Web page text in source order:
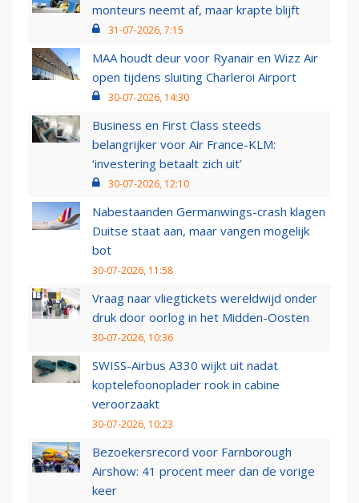
monteurs neemt af, maar krapte blijft
31-07-2026, 7:15
MAA houdt deur voor Ryanair en Wizz Air
open tijdens sluiting Charleroi Airport
30-07-2026, 14:30
Business en First Class steeds
belangrijker voor Air France-KLM:
‘investering betaalt zich uit’
30-07-2026, 12:10
Nabestaanden Germanwings-crash klagen
Duitse staat aan, maar vangen mogelijk
bot
30-07-2026, 11:58
Vraag naar vliegtickets wereldwijd onder
druk door oorlog in het Midden-Oosten
30-07-2026, 10:36
SWISS-Airbus A330 wijkt uit nadat
koptelefoonoplader rook in cabine
veroorzaakt
30-07-2026, 10:23
Bezoekersrecord voor Farnborough
Airshow: 41 procent meer dan de vorige
keer